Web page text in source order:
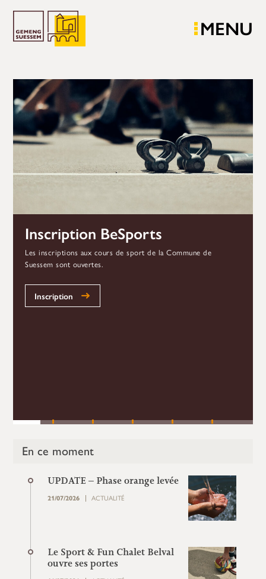
MENU
Inscription BeSports
Les inscriptions aux cours de sport de la Commune de
Suessem sont ouvertes.
Inscription
En ce moment
UPDATE – Phase orange levée
21/07/2026 ACTUALITÉ
Le Sport & Fun Chalet Belval
ouvre ses portes